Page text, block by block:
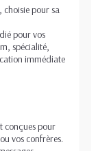
, choisie pour sa
pour vos
spécialité,
immédiate
conçues pour
vos confrères.